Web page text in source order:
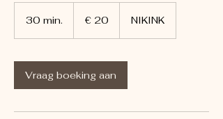
30 min.
i
n
.
€ 20 NIKINK
Vraag boeking aan